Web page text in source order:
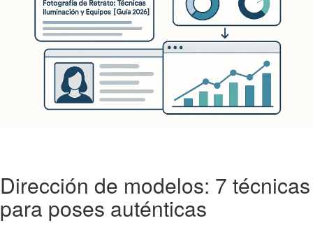
Dirección de modelos: 7 técnicas
para poses auténticas